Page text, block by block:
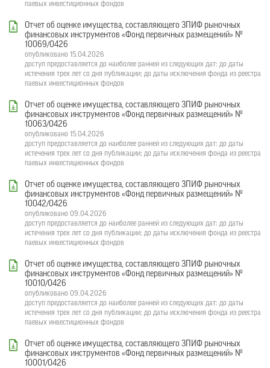
паевых инвестиционных фондов
Отчет об оценке имущества, составляющего ЗПИФ рыночных
финансовых инструментов «Фонд первичных размещений» №
10069/0426
опубликовано 15.04.2026
доступ предоставляется до наиболее ранней из следующих дат: до даты
истечения трех лет со дня публикации; до даты исключения фонда из реестра
паевых инвестиционных фондов
Отчет об оценке имущества, составляющего ЗПИФ рыночных
финансовых инструментов «Фонд первичных размещений» №
10063/0426
опубликовано 15.04.2026
доступ предоставляется до наиболее ранней из следующих дат: до даты
истечения трех лет со дня публикации; до даты исключения фонда из реестра
паевых инвестиционных фондов
Отчет об оценке имущества, составляющего ЗПИФ рыночных
финансовых инструментов «Фонд первичных размещений» №
10042/0426
опубликовано 09.04.2026
доступ предоставляется до наиболее ранней из следующих дат: до даты
истечения трех лет со дня публикации; до даты исключения фонда из реестра
паевых инвестиционных фондов
Отчет об оценке имущества, составляющего ЗПИФ рыночных
финансовых инструментов «Фонд первичных размещений» №
10010/0426
опубликовано 09.04.2026
доступ предоставляется до наиболее ранней из следующих дат: до даты
истечения трех лет со дня публикации; до даты исключения фонда из реестра
паевых инвестиционных фондов
Отчет об оценке имущества, составляющего ЗПИФ рыночных
финансовых инструментов «Фонд первичных размещений» №
10001/0426